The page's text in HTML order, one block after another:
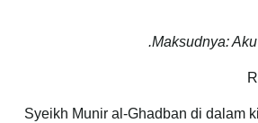
Maksudnya:
Syeikh Munir al-Ghadban di dalam